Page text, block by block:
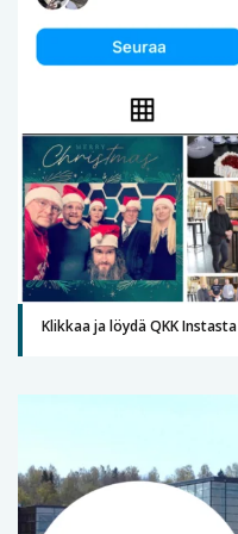
Klikkaa ja löydä QKK Instasta